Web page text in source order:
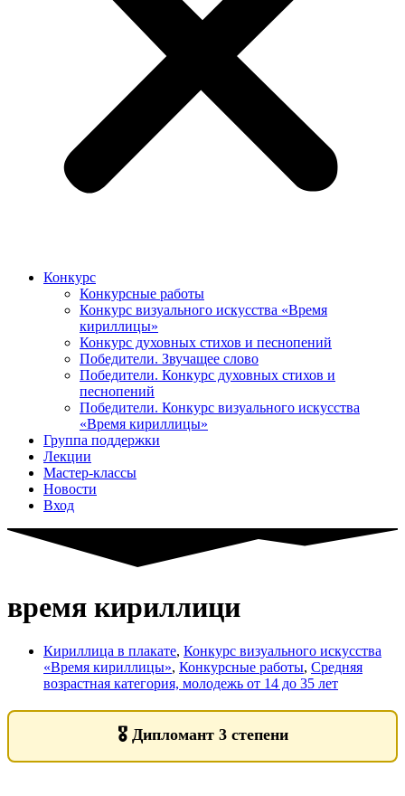
Конкурс
Конкурсные работы
Конкурс визуального искусства «Время
кириллицы»
Конкурс духовных стихов и песнопений
Победители. Звучащее слово
Победители. Конкурс духовных стихов и
песнопений
Победители. Конкурс визуального искусства
«Время кириллицы»
Группа поддержки
Лекции
Мастер-классы
Новости
Вход
время кириллици
Кириллица в плакате, Конкурс визуального искусства
«Время кириллицы», Конкурсные работы, Средняя
возрастная категория, молодежь от 14 до 35 лет
🎖️ Дипломант 3 степени